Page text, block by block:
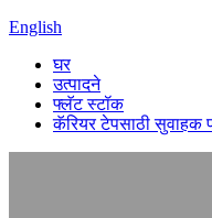
English
घर
उत्पादने
फ्लॅट स्टॉक
कॅरियर टेपसाठी सुवाहक